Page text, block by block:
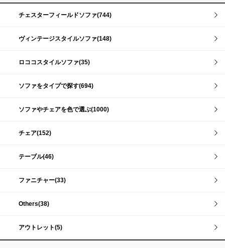
チェスターフィールドソファ(744)
ヴィンテージスタイルソファ(148)
ロココスタイルソファ(35)
ソファをタイプで探す(694)
ソファやチェアを色で選ぶ(1000)
チェア(152)
テーブル(46)
ファニチャー(33)
Others(38)
アウトレット(5)